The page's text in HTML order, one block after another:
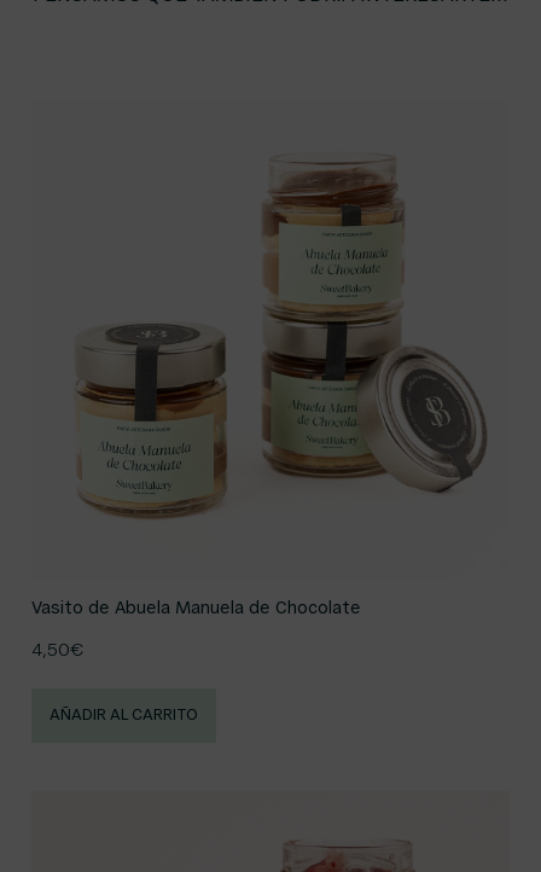
Vasito de Abuela Manuela de Chocolate
4,50€
AÑADIR AL CARRITO